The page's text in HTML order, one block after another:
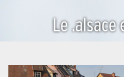
Le .alsace